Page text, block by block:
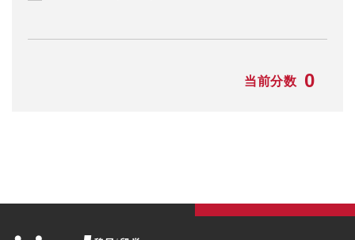
当前分数 0